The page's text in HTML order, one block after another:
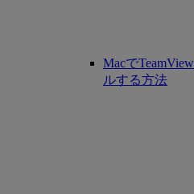
Macで
ルする方法